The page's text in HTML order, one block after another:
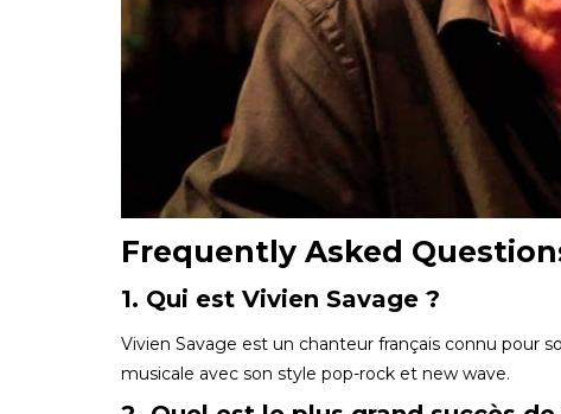
Frequently Asked
1. Qui est Vivien Savage ?
Vivien Savage est un chanteur français connu pour
musicale avec son style pop-rock et new wave.